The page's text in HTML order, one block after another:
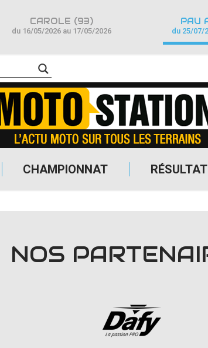
CHAMPIONNAT
CAROLE (93)
du 16/05/2026 au 17/05/2026
PAU
du 25/07/
NOS